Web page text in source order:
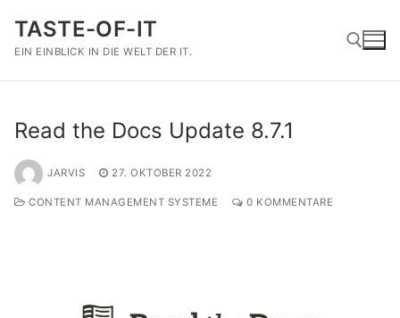
Inhalt
springen
TASTE-OF-IT
EIN EINBLICK IN DIE WELT DER IT.
Read the Docs Update 8.7.1
JARVIS 27. OKTOBER 2022
CONTENT MANAGEMENT SYSTEME 0 KOMMENTARE